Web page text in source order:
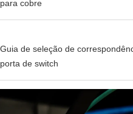
para cobre
Guia de seleção de
porta de switch